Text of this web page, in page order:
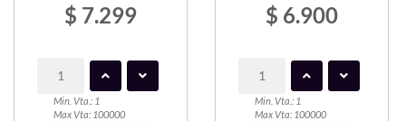
$ 7.299
Min. Vta.: 1
Max Vta: 100000
$ 6.900
Min. Vta.: 1
Max Vta: 100000